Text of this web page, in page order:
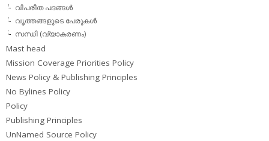
വിപരീത പദങ്ങള്‍
വൃത്തങ്ങളുടെ പേരുകള്‍
സന്ധി (വ്യാകരണം)
Mast head
Mission Coverage Priorities Policy
News Policy & Publishing Principles
No Bylines Policy
Policy
Publishing Principles
UnNamed Source Policy